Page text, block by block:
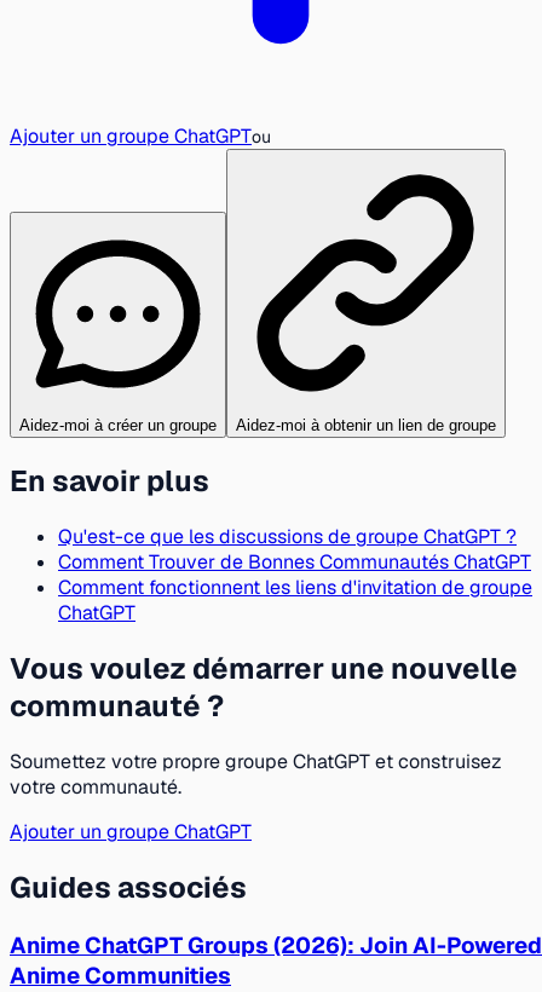
Ajouter un groupe ChatGPTou
Aidez-moi à créer un groupe Aidez-moi à obtenir un lien de groupe
En savoir plus
Qu'est-ce que les discussions de groupe ChatGPT ?
Comment Trouver de Bonnes Communautés ChatGPT
Comment fonctionnent les liens d'invitation de groupe
ChatGPT
Vous voulez démarrer une nouvelle
communauté ?
Soumettez votre propre groupe ChatGPT et construisez
votre communauté.
Ajouter un groupe ChatGPT
Guides associés
Anime ChatGPT Groups (2026): Join AI-Powered
Anime Communities